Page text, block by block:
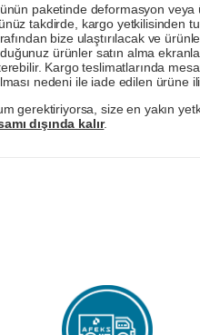
paketinde deformasyon
takdirde, kargo yetkilisinden
bize ulaştırılacak ve
ürünler satın alma
Kargo teslimatlarında
nedeni ile iade edilen ürüne
gerektiriyorsa, size en yakın
dışında kalır.